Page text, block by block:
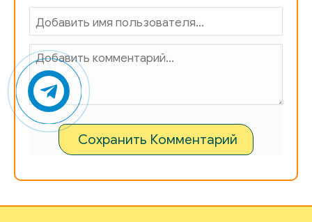
Сохранить Комментарий